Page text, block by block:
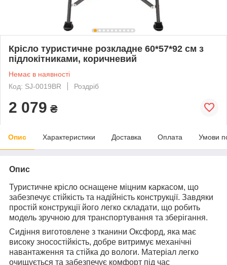
Крісло туристичне розкладне 60*57*92 см з
підлокітниками, коричневий
Немає в наявності
Код: SJ-0019BR
Роздріб
2 079 ₴
Опис Характеристики Доставка Оплата Умови
Опис
Туристичне крісло оснащене міцним каркасом, що
забезпечує стійкість та надійність конструкції. Завдяки
простій конструкції його легко складати, що робить
модель зручною для транспортування та зберігання.
Сидіння виготовлене з тканини Оксфорд, яка має
високу зносостійкість, добре витримує механічні
навантаження та стійка до вологи. Матеріал легко
очищується та забезпечує комфорт під час